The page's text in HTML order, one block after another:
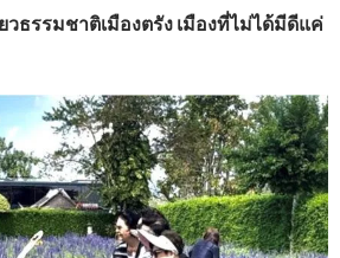
วธรรมชาติเมืองตรัง เมืองที่ไม่ได้มีดีแค่